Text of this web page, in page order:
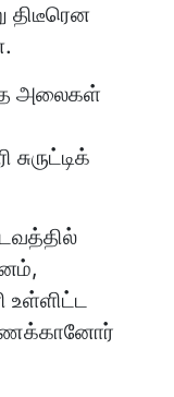
அலைகள்
உள்ளிட்ட